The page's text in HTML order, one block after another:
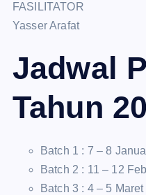
FASILITATOR
Yasser Arafat
Jadwal
Tahun
Batch 1 : 7 – 8
Batch 2 : 11 – 12
Batch 3 : 4 – 5 Maret